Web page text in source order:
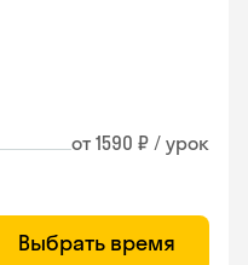
от 1590 ₽ / урок
Выбрать время